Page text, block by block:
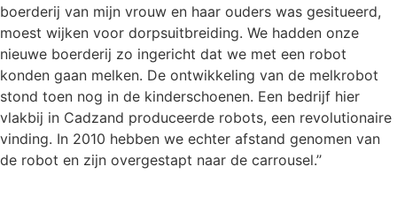
boerderij van mijn vrouw en haar ouders was gesitueerd,
moest wijken voor dorpsuitbreiding. We hadden onze
nieuwe boerderij zo ingericht dat we met een robot
konden gaan melken. De ontwikkeling van de melkrobot
stond toen nog in de kinderschoenen. Een bedrijf hier
vlakbij in Cadzand produceerde robots, een revolutionaire
vinding. In 2010 hebben we echter afstand genomen van
de robot en zijn overgestapt naar de carrousel.’’